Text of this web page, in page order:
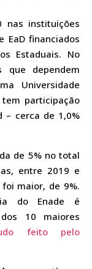
nas instituições
EaD financiados
Estaduais. No
que dependem
Universidade
tem participação
– cerca de 1,0%
de 5% no total
entre 2019 e
maior, de 9%.
do Enade é
10 maiores
feito pelo